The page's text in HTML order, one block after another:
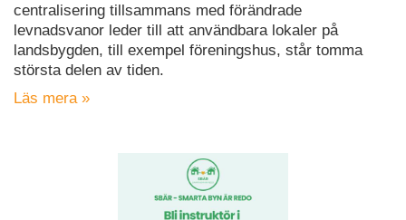
centralisering tillsammans med förändrade
levnadsvanor leder till att användbara lokaler på
landsbygden, till exempel föreningshus, står tomma
största delen av tiden.
Läs mera »